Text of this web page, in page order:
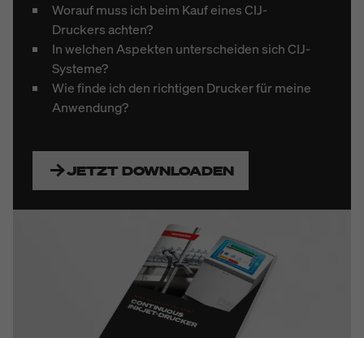
Worauf muss ich beim Kauf eines CIJ-
Druckers achten?
In welchen Aspekten unterscheiden sich CIJ-
Systeme?
Wie finde ich den richtigen Drucker für meine
Anwendung?
JETZT DOWNLOADEN